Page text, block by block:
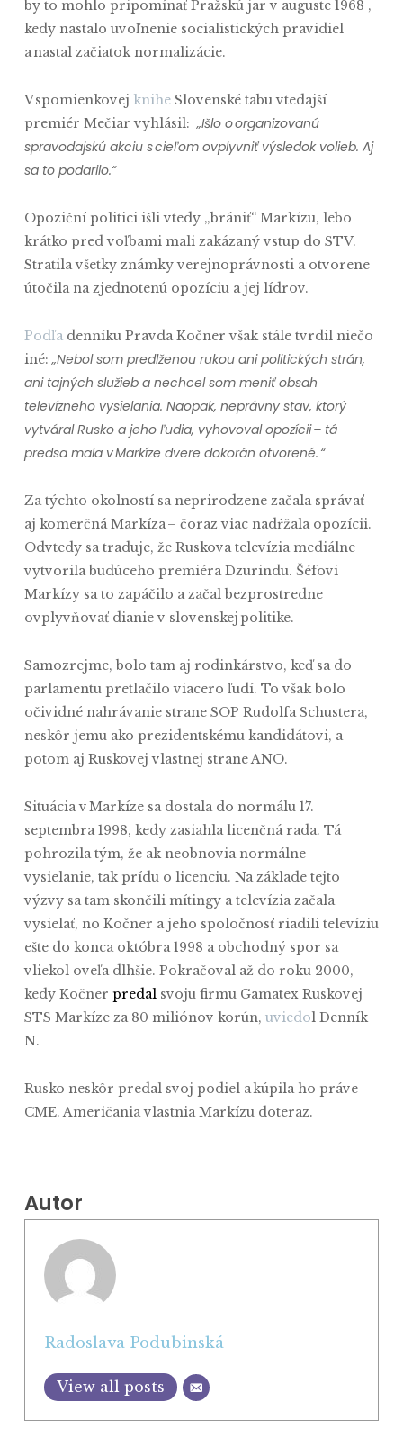
by to mohlo pripomínať Pražskú jar v auguste 1968 ,
kedy nastalo uvoľnenie socialistických pravidiel
a nastal začiatok normalizácie.
V spomienkovej kniheSlovenské tabu vtedajší
premiér Mečiar vyhlásil:„Išlo o organizovanú
spravodajskú akciu s cieľom ovplyvniť výsledok volieb. Aj
sa to podarilo.“
Opoziční politici išli vtedy „brániť“ Markízu, lebo
krátko pred voľbami mali zakázaný vstup do STV.
Stratila všetky známky verejnoprávnosti a otvorene
útočila na zjednotenú opozíciu a jej lídrov.
Podľadenníku Pravda Kočner však stále tvrdil niečo
iné:„Nebol som predlženou rukou ani politických strán,
ani tajných služieb a nechcel som meniť obsah
televízneho vysielania. Naopak, neprávny stav, ktorý
vytváral Rusko a jeho ľudia, vyhovoval opozícii – tá
predsa mala v Markíze dvere dokorán otvorené. “
Za týchto okolností sa neprirodzene začala správať
aj komerčná Markíza – čoraz viac nadŕžala opozícii.
Odvtedy sa traduje, že Ruskova televízia mediálne
vytvorila budúceho premiéra Dzurindu. Šéfovi
Markízy sa to zapáčilo a začal bezprostredne
ovplyvňovať dianie v slovenskej politike.
Samozrejme, bolo tam aj rodinkárstvo, keď sa do
parlamentu pretlačilo viacero ľudí. To však bolo
očividné nahrávanie strane SOP Rudolfa Schustera,
neskôr jemu ako prezidentskému kandidátovi, a
potom aj Ruskovej vlastnej strane ANO.
Situácia v Markíze sa dostala do normálu 17.
septembra 1998, kedy zasiahla licenčná rada. Tá
pohrozila tým, že ak neobnovia normálne
vysielanie, tak prídu o licenciu. Na základe tejto
výzvy sa tam skončili mítingy a televízia začala
vysielať, no Kočner a jeho spoločnosť riadili televíziu
ešte do konca októbra 1998 a obchodný spor sa
vliekol oveľa dlhšie. Pokračoval až do roku 2000,
kedy Kočner predal svoju firmu Gamatex Ruskovej
STS Markíze za 80 miliónov korún, uviedol Denník
N.
Rusko neskôr predal svoj podiel a kúpila ho práve
CME. Američania vlastnia Markízu doteraz.
Autor
Radoslava Podubinská
View all posts